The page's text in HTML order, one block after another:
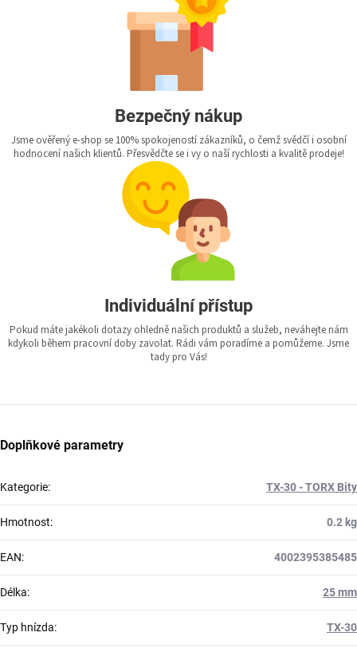
Bezpečný nákup
Jsme ověřený e-shop se 100% spokojeností zákazníků, o čemž svědčí i osobní
hodnocení našich klientů. Přesvědčte se i vy o naší rychlosti a kvalitě prodeje!
Individuální přístup
Pokud máte jakékoli dotazy ohledně našich produktů a služeb, neváhejte nám
kdykoli během pracovní doby zavolat. Rádi vám poradíme a pomůžeme. Jsme
tady pro Vás!
Doplňkové parametry
Kategorie: TX-30 - TORX Bity
Hmotnost: 0.2 kg
EAN: 4002395385485
Délka: 25 mm
Typ hnízda: TX-30